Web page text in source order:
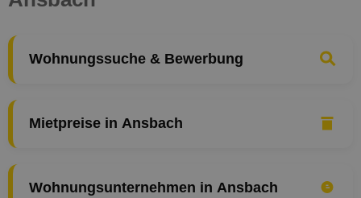
Wohnungssuche & Bewerbung
Mietpreise in Ansbach
Wohnungsunternehmen in Ansbach